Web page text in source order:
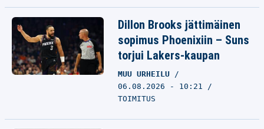
Dillon Brooks jättimäinen
sopimus Phoenixiin – Suns
torjui Lakers-kaupan
MUU URHEILU
06.08.2026 - 10:21
TOIMITUS